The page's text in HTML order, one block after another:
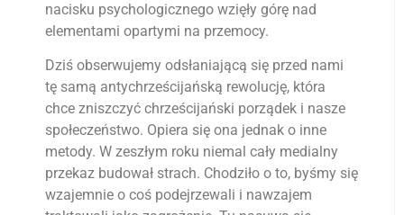
nacisku psychologicznego wzięły górę nad
elementami opartymi na przemocy.
Dziś obserwujemy odsłaniającą się przed nami
tę samą antychrześcijańską rewolucję, która
chce zniszczyć chrześcijański porządek i nasze
społeczeństwo. Opiera się ona jednak o inne
metody. W zeszłym roku niemal cały medialny
przekaz budował strach. Chodziło o to, byśmy się
wzajemnie o coś podejrzewali i nawzajem